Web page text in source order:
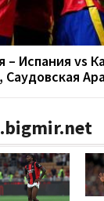
– Испания vs
Саудовская